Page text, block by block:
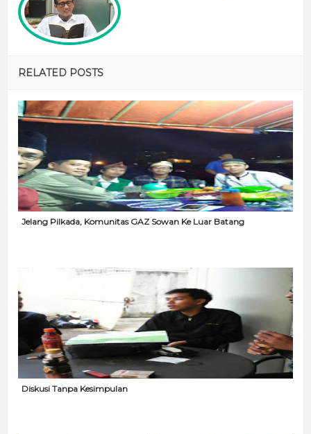
RELATED POSTS
Jelang Pilkada, Komunitas GAZ Sowan Ke Luar Batang
Diskusi Tanpa Kesimpulan